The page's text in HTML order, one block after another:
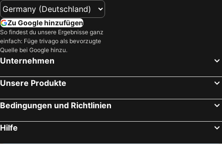
Zu Google hinzufügen
So findest du unsere Ergebnisse ganz
einfach: Füge trivago als bevorzugte
Quelle bei Google hinzu.
Unternehmen
Unsere Produkte
Bedingungen und Richtlinien
Hilfe